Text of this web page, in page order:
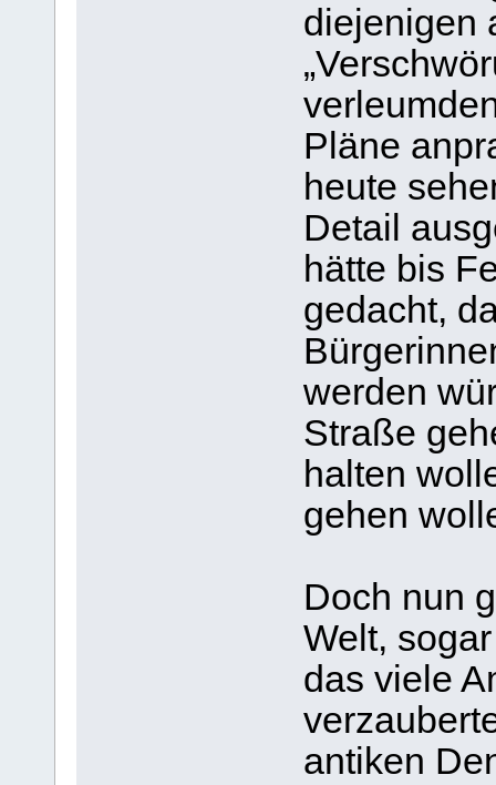
diejenigen
Pläne
heute
Detail
hätte bis
gedacht,
werden
Straße
halten
gehen
Doch nun
Welt,
das viele
antiken